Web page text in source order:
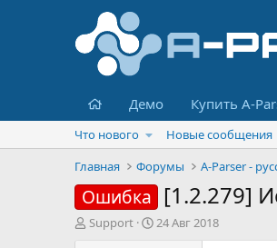
Главная
Демо Купить A-
Что нового Новые сообщения
Главная
Форумы A-Parser -
Ошибка [1.2.279]
А
Support
Д
24 Авг 2018